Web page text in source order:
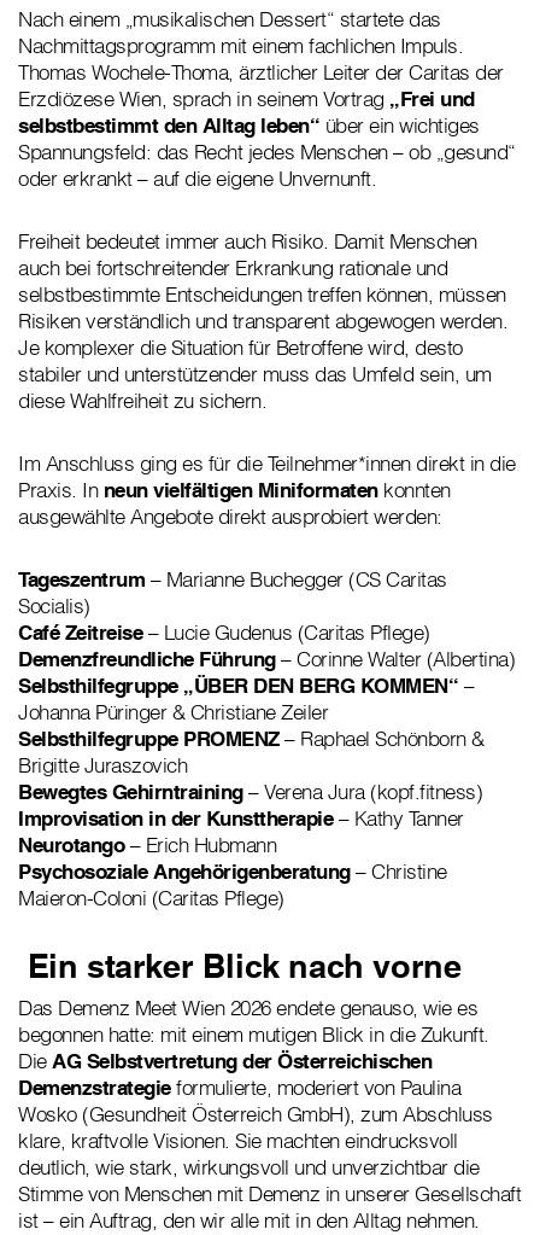
Nach einem „musikalischen Dessert“ startete das
Nachmittagsprogramm mit einem fachlichen Impuls.
Thomas Wochele-Thoma, ärztlicher Leiter der Caritas der
Erzdiözese Wien, sprach in seinem Vortrag „Frei und
selbstbestimmt den Alltag leben“ über ein wichtiges
Spannungsfeld: das Recht jedes Menschen – ob „gesund“
oder erkrankt – auf die eigene Unvernunft.
Freiheit bedeutet immer auch Risiko. Damit Menschen
auch bei fortschreitender Erkrankung rationale und
selbstbestimmte Entscheidungen treffen können, müssen
Risiken verständlich und transparent abgewogen werden.
Je komplexer die Situation für Betroffene wird, desto
stabiler und unterstützender muss das Umfeld sein, um
diese Wahlfreiheit zu sichern.
Im Anschluss ging es für die Teilnehmer*innen direkt in die
Praxis. In neun vielfältigen Miniformatenkonnten
ausgewählte Angebote direkt ausprobiert werden:
Tageszentrum – Marianne Buchegger (CS Caritas
Socialis)
Café Zeitreise– Lucie Gudenus (Caritas Pflege)
Demenzfreundliche Führung– Corinne Walter (Albertina)
Selbsthilfegruppe „ÜBER DEN BERG KOMMEN“ –
Johanna Püringer & Christiane Zeiler
Selbsthilfegruppe PROMENZ– Raphael Schönborn &
Brigitte Juraszovich
Bewegtes Gehirntraining– Verena Jura (kopf.fitness)
Improvisation in der Kunsttherapie– Kathy Tanner
Neurotango– Erich Hubmann
Psychosoziale Angehörigenberatung– Christine
Maieron-Coloni (Caritas Pflege)
Ein starker Blick nach vorne
Das Demenz Meet Wien 2026 endete genauso, wie es
begonnen hatte: mit einem mutigen Blick in die Zukunft.
DieAG Selbstvertretung der Österreichischen
Demenzstrategieformulierte, moderiert von Paulina
Wosko (Gesundheit Österreich GmbH), zum Abschluss
klare, kraftvolle Visionen. Sie machten eindrucksvoll
deutlich, wie stark, wirkungsvoll und unverzichtbar die
Stimme von Menschen mit Demenz in unserer Gesellschaft
ist – ein Auftrag, den wir alle mit in den Alltag nehmen.